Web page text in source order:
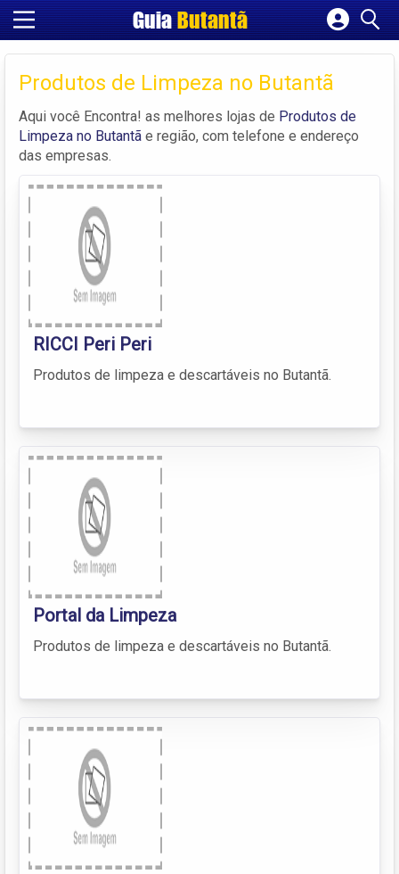
GuiaButantã
Cadastrar empresa
Criar conta
Produtos de Limpeza no Butantã
Aqui você Encontra! as melhores lojas de Produtos de
Limpeza no Butantã e região, com telefone e endereço
das empresas.
RICCI Peri Peri
Produtos de limpeza e descartáveis no Butantã.
Portal da Limpeza
Produtos de limpeza e descartáveis no Butantã.